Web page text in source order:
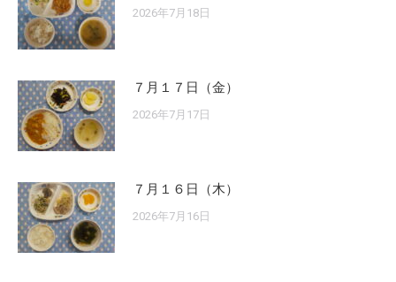
2026年7月18日
７月１７日（金）
2026年7月17日
７月１６日（木）
2026年7月16日